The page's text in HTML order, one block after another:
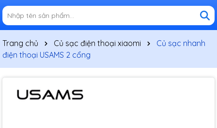
Trang chủ Củ sạc điện thoại xiaomi
Củ sạc nhanh
điện thoại USAMS 2 cổng